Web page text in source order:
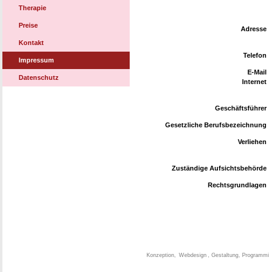
Therapie
Preise
Kontakt
Impressum
Datenschutz
Adresse
Telefon
E-Mail
Internet
Geschäftsführer
Gesetzliche Berufsbezeichnung
Verliehen
Zuständige Aufsichtsbehörde
Rechtsgrundlagen
Konzeption, Webdesign , Gestaltung,